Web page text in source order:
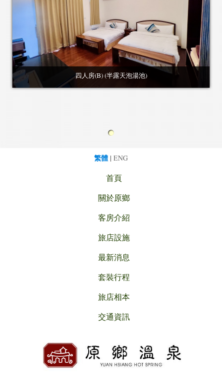
四人房(B) (半露天泡湯池)
繁體 | ENG
首頁
關於原鄉
客房介紹
旅店設施
最新消息
套裝行程
旅店相本
交通資訊